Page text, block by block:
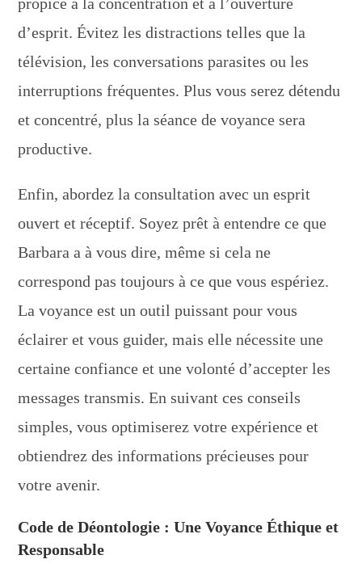
d’esprit. Évitez les distractions telles que la
télévision, les conversations parasites ou les
interruptions fréquentes. Plus vous serez détendu
et concentré, plus la séance de voyance sera
productive.
Enfin, abordez la consultation avec un esprit
ouvert et réceptif. Soyez prêt à entendre ce que
Barbara a à vous dire, même si cela ne
correspond pas toujours à ce que vous espériez.
La voyance est un outil puissant pour vous
éclairer et vous guider, mais elle nécessite une
certaine confiance et une volonté d’accepter les
messages transmis. En suivant ces conseils
simples, vous optimiserez votre expérience et
obtiendrez des informations précieuses pour
votre avenir.
Code de Déontologie : Une Voyance Éthique et
Responsable